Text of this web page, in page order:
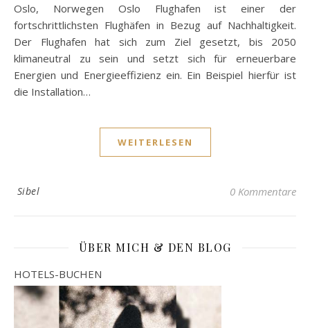
Oslo, Norwegen Oslo Flughafen ist einer der
fortschrittlichsten Flughäfen in Bezug auf Nachhaltigkeit.
Der Flughafen hat sich zum Ziel gesetzt, bis 2050
klimaneutral zu sein und setzt sich für erneuerbare
Energien und Energieeffizienz ein. Ein Beispiel hierfür ist
die Installation…
WEITERLESEN
Sibel 0 Kommentare
ÜBER MICH & DEN BLOG
HOTELS-BUCHEN